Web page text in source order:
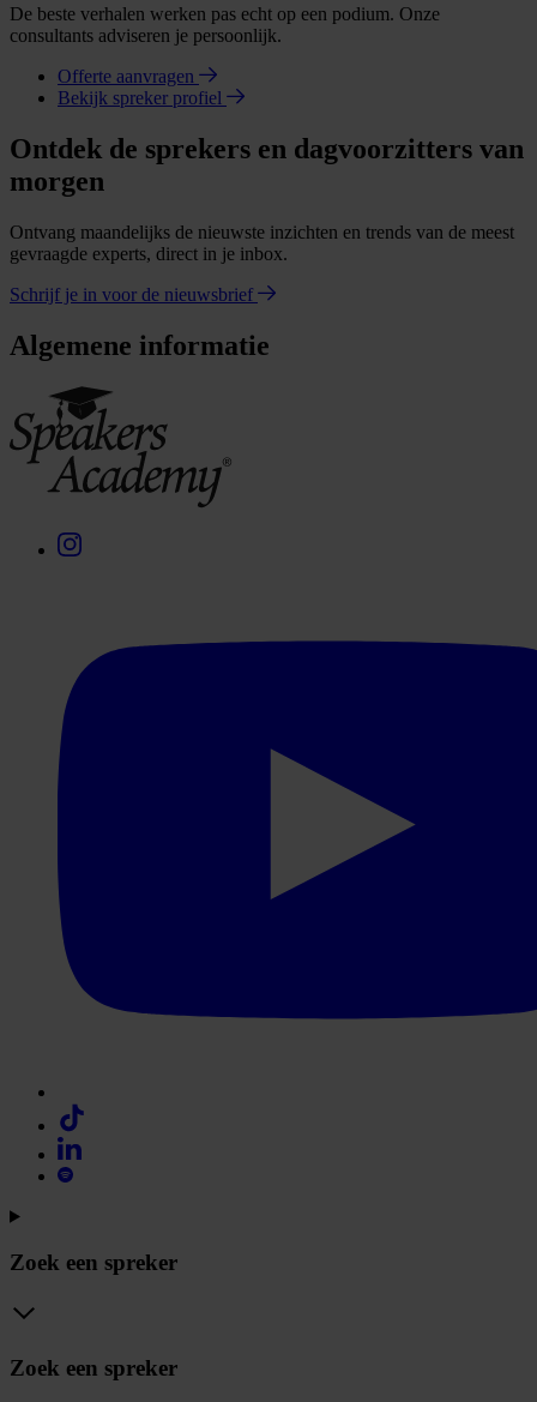
De beste verhalen werken pas echt op een podium. Onze
consultants adviseren je persoonlijk.
Offerte aanvragen
Bekijk spreker profiel
Ontdek de sprekers en dagvoorzitters van
morgen
Ontvang maandelijks de nieuwste inzichten en trends van de meest
gevraagde experts, direct in je inbox.
Schrijf je in voor de nieuwsbrief
Algemene informatie
Zoek een spreker
Zoek een spreker